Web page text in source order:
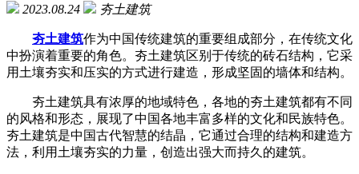
2023.08.24 夯土建筑
夯土建筑作为中国传统建筑的重要组成部分，在传统文化
中扮演着重要的角色。夯土建筑区别于传统的砖石结构，它采
用土壤夯实和压实的方式进行建造，形成坚固的墙体和结构。
夯土建筑具有浓厚的地域特色，各地的夯土建筑都有不同
的风格和形态，展现了中国各地丰富多样的文化和民族特色。
夯土建筑是中国古代智慧的结晶，它通过合理的结构和建造方
法，利用土壤夯实的力量，创造出强大而持久的建筑。